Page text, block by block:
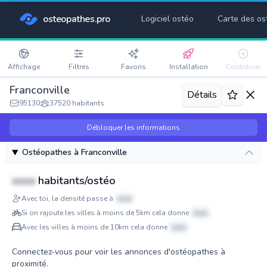
osteopathes.pro Logiciel ostéo Carte des
Affichage Filtres Favoris Installation Contribuer
Franconville
95130 37520 habitants
Détails
Débloquer les informations
Ostéopathes à Franconville
xxxx habitants/ostéo
Avec toi, la densité passe à
xxxx
Si on rajoute les villes à moins de 5km cela donne
xxxx
Avec les villes à moins de 10km cela donne
xxxx
Connectez-vous pour voir les annonces d'ostéopathes à
proximité.